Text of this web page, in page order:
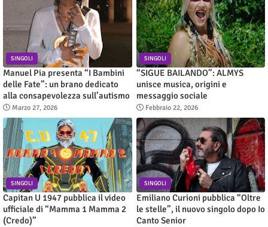
SINGOLI
Manuel Pia presenta “I Bambini
delle Fate”: un brano dedicato
alla consapevolezza sull’autismo
Marzo 27, 2026
SINGOLI
“SIGUE BAILANDO”: ALMYS
unisce musica, origini e
messaggio sociale
Febbraio 22, 2026
SINGOLI
Capitan U 1947 pubblica il video
ufficiale di “Mamma 1 Mamma 2
(Credo)”
SINGOLI
Emiliano Curioni pubblica “Oltre
le stelle”, il nuovo singolo dopo Io
Canto Senior